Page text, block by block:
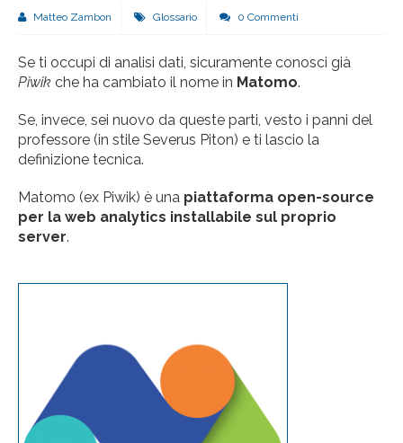
Matteo Zambon Glossario 0 Commenti
Se ti occupi di analisi dati, sicuramente conosci già
Piwik che ha cambiato il nome in Matomo.
Se, invece, sei nuovo da queste parti, vesto i panni del
professore (in stile Severus Piton) e ti lascio la
definizione tecnica.
Matomo (ex Piwik) è una piattaforma open-source
per la web analytics installabile sul proprio
server.